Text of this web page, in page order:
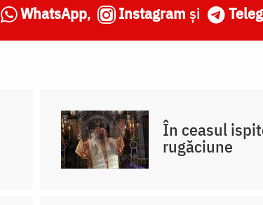
WhatsApp, Instagram și
În ceasul
rugăciune